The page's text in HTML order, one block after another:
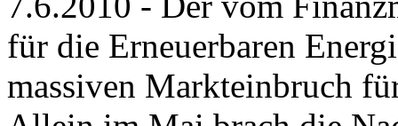
für die Erneuerbaren
massiven Markteinbruch